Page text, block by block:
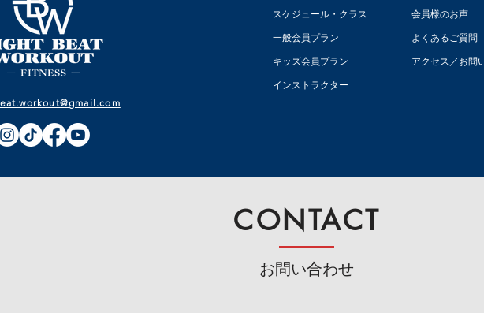
スケジュール・クラス
一般会員プラン
キッズ会員プラン
インストラクター
会員様のお声
よくあるご質問
アクセス／お問
CONTACT
お問い合わせ